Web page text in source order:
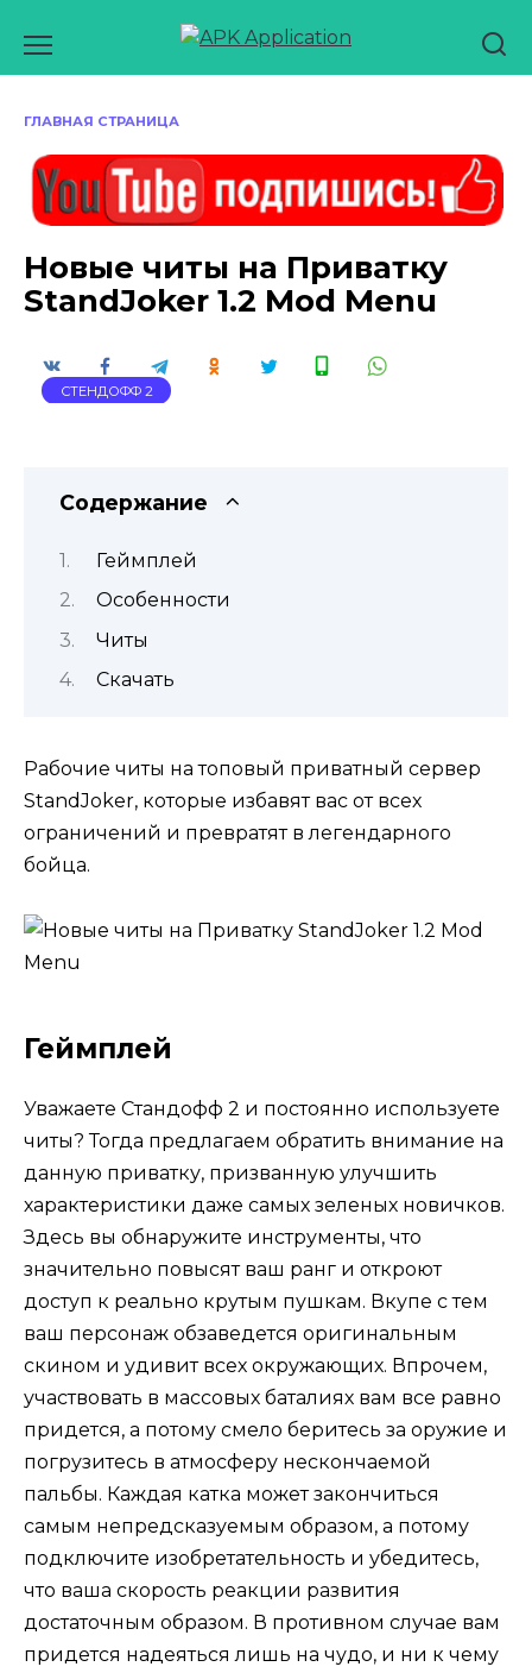
содержанию
ГЛАВНАЯ СТРАНИЦА
Новые читы на Приватку
StandJoker 1.2 Mod Menu
СТЕНДОФФ 2
Содержание
Геймплей
Особенности
Читы
Скачать
Рабочие читы на топовый приватный сервер
StandJoker, которые избавят вас от всех
ограничений и превратят в легендарного
бойца.
Геймплей
Уважаете Стандофф 2 и постоянно используете
читы? Тогда предлагаем обратить внимание на
данную приватку, призванную улучшить
характеристики даже самых зеленых новичков.
Здесь вы обнаружите инструменты, что
значительно повысят ваш ранг и откроют
доступ к реально крутым пушкам. Вкупе с тем
ваш персонаж обзаведется оригинальным
скином и удивит всех окружающих. Впрочем,
участвовать в массовых баталиях вам все равно
придется, а потому смело беритесь за оружие и
погрузитесь в атмосферу нескончаемой
пальбы. Каждая катка может закончиться
самым непредсказуемым образом, а потому
подключите изобретательность и убедитесь,
что ваша скорость реакции развития
достаточным образом. В противном случае вам
придется надеяться лишь на чудо, и ни к чему